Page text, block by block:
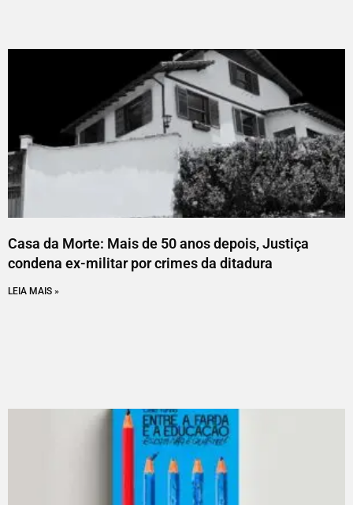
Casa da Morte: Mais de 50 anos depois, Justiça
condena ex-militar por crimes da ditadura
LEIA MAIS »